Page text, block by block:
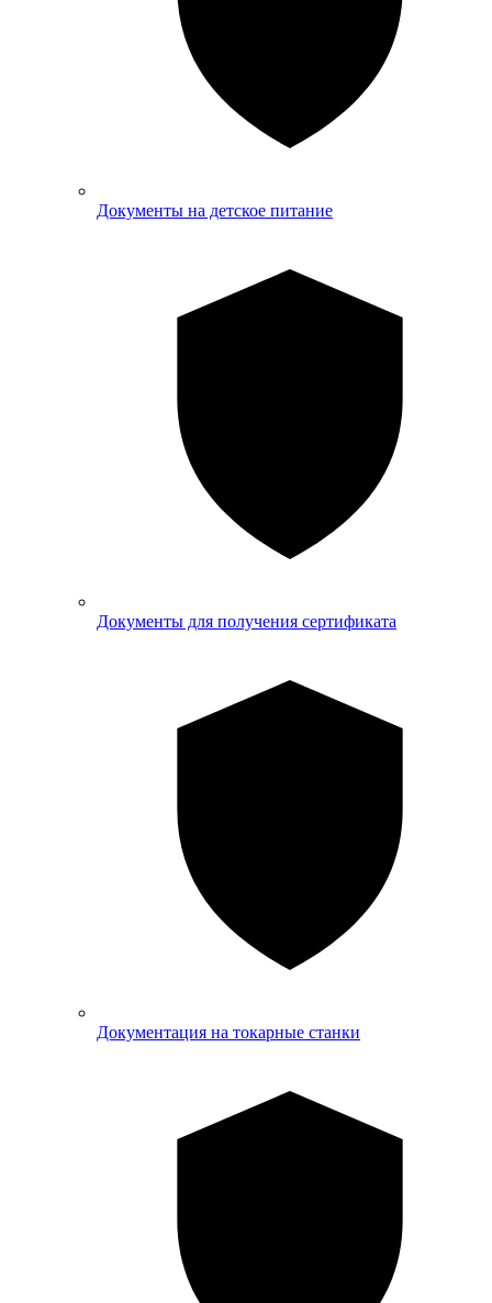
Документы на детское питание
Документы для получения сертификата
Документация на токарные станки